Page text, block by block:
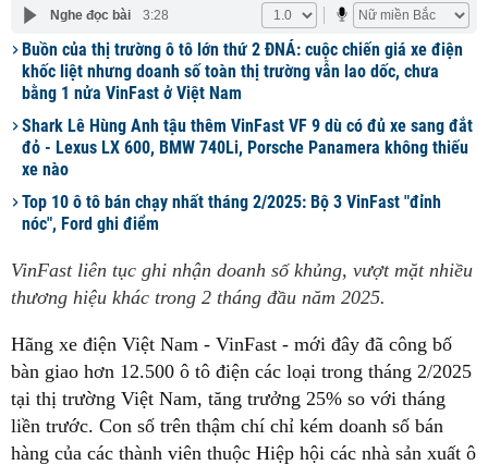
Nghe đọc bài 3:28
Buồn của thị trường ô tô lớn thứ 2 ĐNÁ: cuộc chiến giá xe điện
khốc liệt nhưng doanh số toàn thị trường vẫn lao dốc, chưa
bằng 1 nửa VinFast ở Việt Nam
Shark Lê Hùng Anh tậu thêm VinFast VF 9 dù có đủ xe sang đắt
đỏ - Lexus LX 600, BMW 740Li, Porsche Panamera không thiếu
xe nào
Top 10 ô tô bán chạy nhất tháng 2/2025: Bộ 3 VinFast "đỉnh
nóc", Ford ghi điểm
VinFast liên tục ghi nhận doanh số khủng, vượt mặt nhiều
thương hiệu khác trong 2 tháng đầu năm 2025.
Hãng xe điện Việt Nam - VinFast - mới đây đã công bố
bàn giao hơn 12.500 ô tô điện các loại trong tháng 2/2025
tại thị trường Việt Nam, tăng trưởng 25% so với tháng
liền trước. Con số trên thậm chí chỉ kém doanh số bán
hàng của các thành viên thuộc Hiệp hội các nhà sản xuất ô